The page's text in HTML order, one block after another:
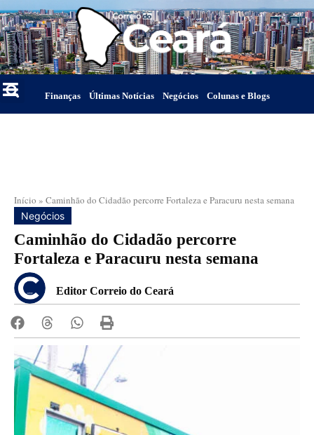
Finanças Últimas Notícias Negócios Colunas e Blogs
Início » Caminhão do Cidadão percorre Fortaleza e Paracuru nesta semana
Negócios
Caminhão do Cidadão percorre
Fortaleza e Paracuru nesta semana
Editor Correio do Ceará